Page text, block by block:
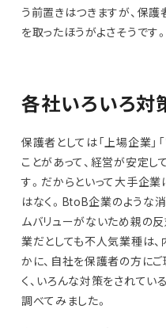
う前置きはつきますが、保護
を取ったほうがよさそうです。
各社いろいろ対
保護者としては「上場企業」
ことがあって、経営が安定
す。だからといって大手企
はなく。BtoB企業のような
ムバリューがないため親の
業だとしても不人気業種は
かに、自社を保護者の方に
く、いろんな対策をされてい
調べてみました。